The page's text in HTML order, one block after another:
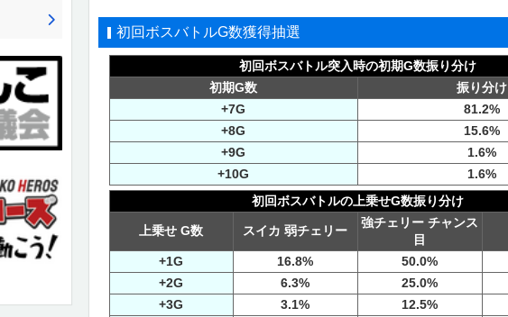
初回ボスバトルG数獲得抽選
初回ボスバトル突入時の初期G数振り分け
初期G数
振り分け
+7G
81.2%
+8G
15.6%
+9G
1.6%
+10G
1.6%
初回ボスバトルの上乗せG数振り分け
上乗せ G数 スイカ 弱チェリー
強チェリー チャンス
目
+1G 16.8% 50.0%
+2G
6.3% 25.0%
+3G
3.1% 12.5%